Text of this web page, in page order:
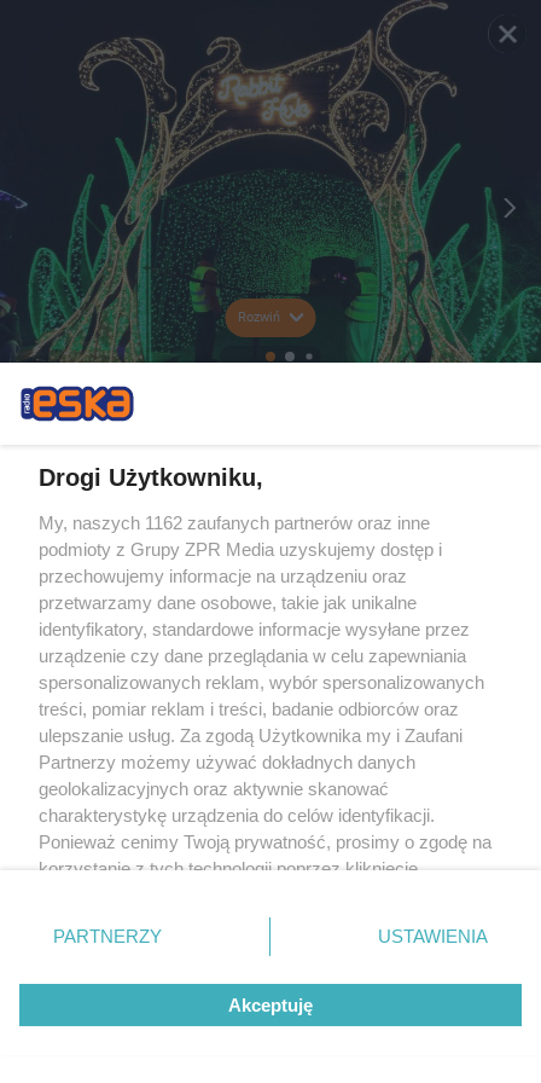
Rozwiń
Drogi Użytkowniku,
My, naszych 1162 zaufanych partnerów oraz inne
podmioty z Grupy ZPR Media uzyskujemy dostęp i
przechowujemy informacje na urządzeniu oraz
przetwarzamy dane osobowe, takie jak unikalne
identyfikatory, standardowe informacje wysyłane przez
urządzenie czy dane przeglądania w celu zapewniania
spersonalizowanych reklam, wybór spersonalizowanych
treści, pomiar reklam i treści, badanie odbiorców oraz
ulepszanie usług. Za zgodą Użytkownika my i Zaufani
Partnerzy możemy używać dokładnych danych
geolokalizacyjnych oraz aktywnie skanować
charakterystykę urządzenia do celów identyfikacji.
Ponieważ cenimy Twoją prywatność, prosimy o zgodę na
korzystanie z tych technologii poprzez kliknięcie
zmienić/wycofać klikając przycisk ustawień prywatności
znajdujący się w lewym dolnym rogu strony
rodzaje przetwarzania danych nie wymagają zgody
użytkownika, ale masz prawo sprzeciwić się takiemu
przetwarzaniu. Preferencje będą miały zastosowanie tylko
PARTNERZY USTAWIENIA
Akceptuję